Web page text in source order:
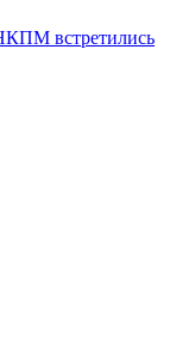
встретились